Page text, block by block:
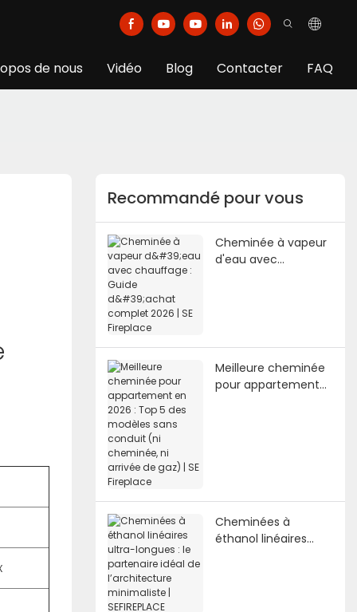
de nous Vidéo Blog Contacter FAQ
Recommandé pour vous
Cheminée à vapeur
d'eau avec
Meilleure cheminée
pour appartement
Cheminées à
éthanol linéaires